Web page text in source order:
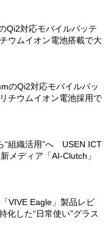
Qi2対応モバイルバッテ
ウムイオン電池搭載で大
のQi2対応モバイルバッ
チウムイオン電池採用で
“組織活用”へ USEN ICT
メディア「AI-Clutch」
VIVE Eagle」製品レビ
した“日常使い”グラス